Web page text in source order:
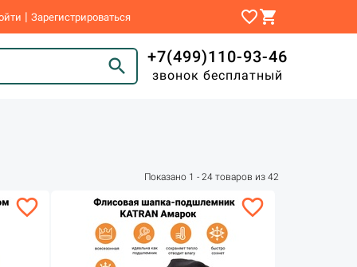
| Зарегистрироваться favorite_bordershopping_cart
search +7(499)110-93-46
звонок бесплатный
Показано 1 - 24 товаров из 42
favorite_border favorite_border